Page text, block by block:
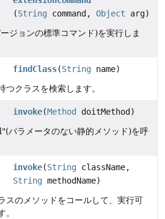
(String command,Object arg)
ジョンの標準コマンド)を実行しま
findClass(String name)
クラスを検索します。
invoke(Method
doitMethod)
ラメータのない静的メソッド)を呼
invoke(String className,
String methodName)
スのメソッドをコールして、実行可
。